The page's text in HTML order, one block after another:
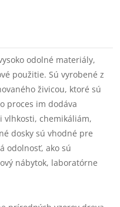
odolné materiály,
použitie. Sú vyrobené z
živicou, ktoré sú
proces im dodáva
vlhkosti, chemikáliám,
dosky sú vhodné pre
odolnosť, ako sú
nábytok, laboratórne